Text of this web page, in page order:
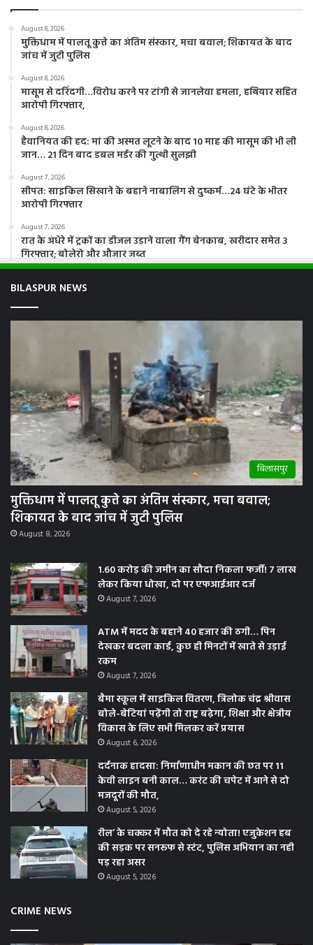
August 8, 2026
मुक्तिधाम में पालतू कुत्ते का अंतिम संस्कार, मचा बवाल; शिकायत के बाद
जांच में जुटी पुलिस
August 8, 2026
मासूम से दरिंदगी…विरोध करने पर टांगी से जानलेवा हमला, हथियार सहित
आरोपी गिरफ्तार,
August 8, 2026
हैवानियत की हद: मां की अस्मत लूटने के बाद 10 माह की मासूम की भी ली
जान… 21 दिन बाद डबल मर्डर की गुत्थी सुलझी
August 7, 2026
सीपत: साइकिल सिखाने के बहाने नाबालिग से दुष्कर्म…24 घंटे के भीतर
आरोपी गिरफ्तार
August 7, 2026
रात के अंधेरे में ट्रकों का डीजल उड़ाने वाला गैंग बेनकाब, खरीदार समेत 3
गिरफ्तार; बोलेरो और औजार जब्त
BILASPUR NEWS
बिलासपुर
मुक्तिधाम में पालतू कुत्ते का अंतिम संस्कार, मचा बवाल;
शिकायत के बाद जांच में जुटी पुलिस
August 8, 2026
1.60 करोड़ की जमीन का सौदा निकला फर्जी! 7 लाख
लेकर किया धोखा, दो पर एफआईआर दर्ज
August 7, 2026
ATM में मदद के बहाने 40 हजार की ठगी… पिन
देखकर बदला कार्ड, कुछ ही मिनटों में खाते से उड़ाई
रकम
August 7, 2026
बैमा स्कूल में साइकिल वितरण, त्रिलोक चंद्र श्रीवास
बोले-बेटियां पढ़ेंगी तो राष्ट्र बढ़ेगा, शिक्षा और क्षेत्रीय
विकास के लिए सभी मिलकर करें प्रयास
August 6, 2026
दर्दनाक हादसा: निर्माणाधीन मकान की छत पर 11
केवी लाइन बनी काल… करंट की चपेट में आने से दो
मजदूरों की मौत,
August 5, 2026
रील’ के चक्कर में मौत को दे रहे न्योता! एजुकेशन हब
की सड़क पर सनरूफ से स्टंट, पुलिस अभियान का नही
पड़ रहा असर
August 5, 2026
CRIME NEWS